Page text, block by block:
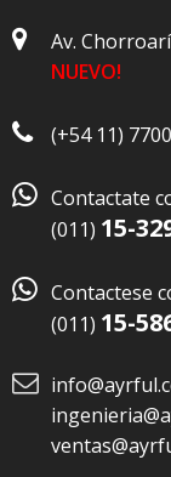
Av.
NUEVO!
(+54 11)
 Contactate
(011) 15-
 Contactese
(011) 15-